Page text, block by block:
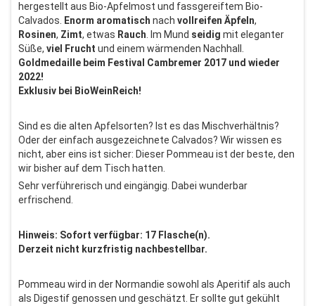
hergestellt aus Bio-Apfelmost und fassgereiftem Bio-
Calvados.
Enorm aromatisch nach vollreifen Äpfeln,
Rosinen, Zimt, etwas Rauch . Im Mund seidig mit eleganter
Süße, viel Frucht und einem wärmenden Nachhall.
Goldmedaille beim Festival Cambremer 2017 und wieder
2022!
Exklusiv bei BioWeinReich!
Sind es die alten Apfelsorten? Ist es das Mischverhältnis?
Oder der einfach ausgezeichnete Calvados? Wir wissen es
nicht, aber eins ist sicher: Dieser Pommeau ist der beste, den
wir bisher auf dem Tisch hatten.
Sehr verführerisch und eingängig. Dabei wunderbar
erfrischend.
Hinweis: Sofort verfügbar: 17 Flasche(n).
Derzeit nicht kurzfristig nachbestellbar.
Pommeau wird in der Normandie sowohl als Aperitif als auch
als Digestif genossen und geschätzt. Er sollte gut gekühlt